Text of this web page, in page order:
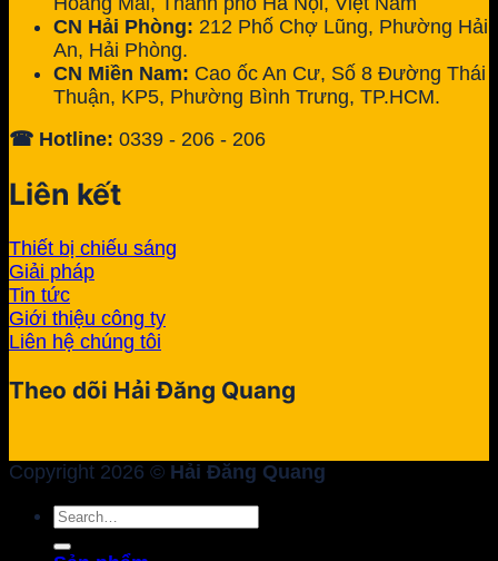
CN Hải Phòng: 212 Phố Chợ Lũng, Phường Hải
An, Hải Phòng.
CN Miền Nam: Cao ốc An Cư, Số 8 Đường Thái
Thuận, KP5, Phường Bình Trưng, TP.HCM.
☎ Hotline: 0339 - 206 - 206
Liên kết
Thiết bị chiếu sáng
Giải pháp
Tin tức
Giới thiệu công ty
Liên hệ chúng tôi
Theo dõi Hải Đăng Quang
Copyright 2026 © Hải Đăng Quang
Search